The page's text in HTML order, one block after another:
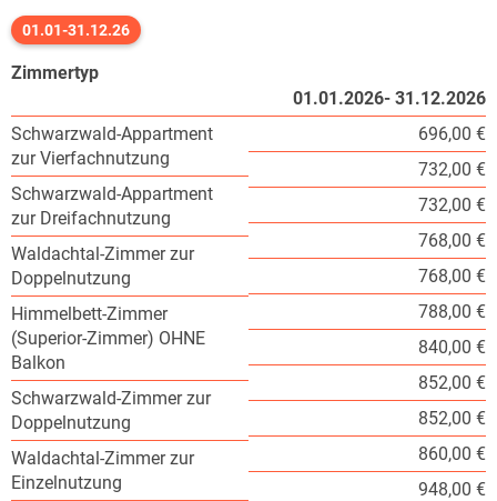
01.01-31.12.26
Zimmertyp
Schwarzwald-Appartment
zur Vierfachnutzung
Schwarzwald-Appartment
zur Dreifachnutzung
Waldachtal-Zimmer zur
Doppelnutzung
Himmelbett-Zimmer
(Superior-Zimmer) OHNE
Balkon
Schwarzwald-Zimmer zur
Doppelnutzung
Waldachtal-Zimmer zur
Einzelnutzung
01.01.2026- 31.12.2026
696,00 €
732,00 €
732,00 €
768,00 €
768,00 €
788,00 €
840,00 €
852,00 €
852,00 €
860,00 €
948,00 €